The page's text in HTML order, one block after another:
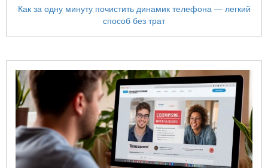
Как за одну минуту почистить динамик телефона — легкий
способ без трат